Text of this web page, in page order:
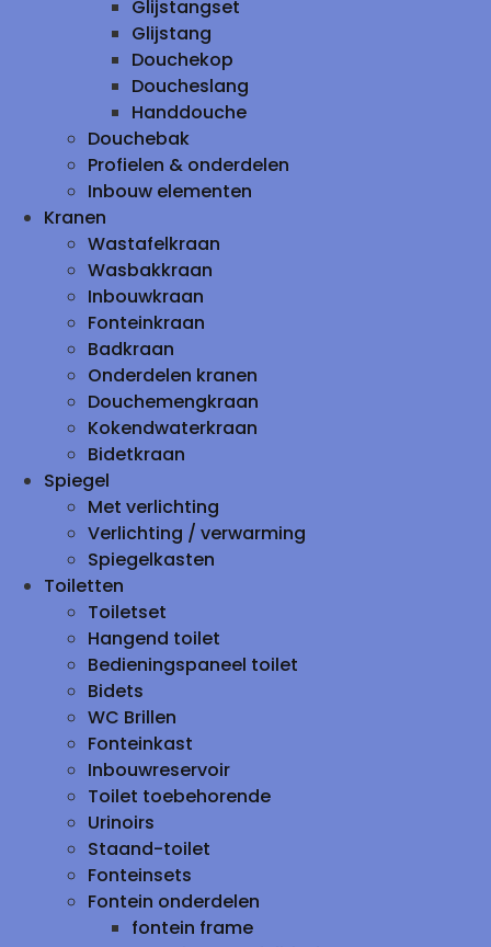
Glijstangset
Glijstang
Douchekop
Doucheslang
Handdouche
Douchebak
Profielen & onderdelen
Inbouw elementen
Kranen
Wastafelkraan
Wasbakkraan
Inbouwkraan
Fonteinkraan
Badkraan
Onderdelen kranen
Douchemengkraan
Kokendwaterkraan
Bidetkraan
Spiegel
Met verlichting
Verlichting / verwarming
Spiegelkasten
Toiletten
Toiletset
Hangend toilet
Bedieningspaneel toilet
Bidets
WC Brillen
Fonteinkast
Inbouwreservoir
Toilet toebehorende
Urinoirs
Staand-toilet
Fonteinsets
Fontein onderdelen
fontein frame